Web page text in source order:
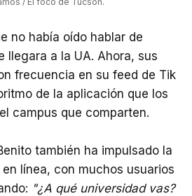
no había oído hablar de
llegara a la UA. Ahora, sus
frecuencia en su feed de Tik
de la aplicación que los
campus que comparten.
también ha impulsado la
línea, con muchos usuarios
"¿A qué universidad vas?